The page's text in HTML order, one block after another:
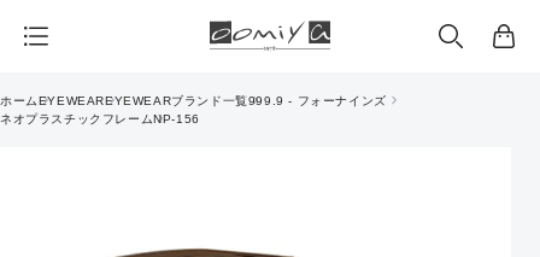
ー
ホームEYEWEAREYEWEARブランド一覧999.9 - フォーナインズ
ネオプラスチックフレームNP-156